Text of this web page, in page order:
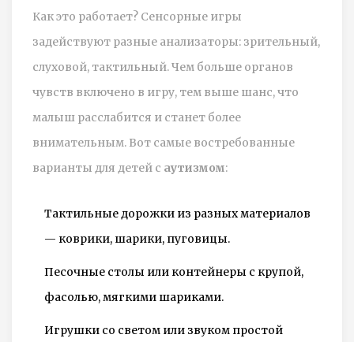
Как это работает? Сенсорные игры
задействуют разные анализаторы: зрительный,
слуховой, тактильный. Чем больше органов
чувств включено в игру, тем выше шанс, что
малыш расслабится и станет более
внимательным. Вот самые востребованные
варианты для детей с аутизмом:
Тактильные дорожки из разных материалов
— коврики, шарики, пуговицы.
Песочные столы или контейнеры с крупой,
фасолью, мягкими шариками.
Игрушки со светом или звуком простой